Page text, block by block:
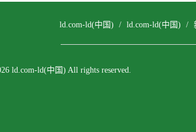
ld.com-ld(中国) / ld.com-ld(中国) /
ld.com-ld(中国) All rights reserved.